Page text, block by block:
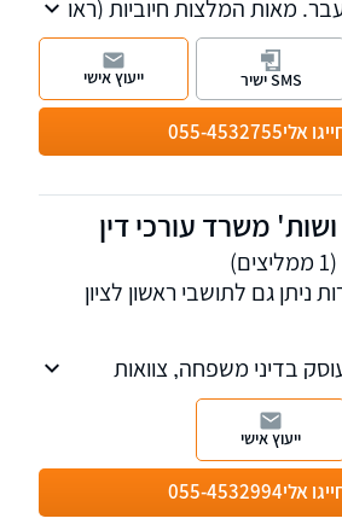
מאות המלצות חיוביות (ראו
למטה). בעל ניסיון של כ-30 שנה בייצוג בתיקי פשע
עוסק בסגירת תיקים פתוחים
ורישום משטרתי.
אלי055-4532755
SMS ישיר ייעוץ אישי
משרד עורכי דין
(1 ממליצים)
ניתן גם לתושבי ראשון לציון
בדיני משפחה, צוואות
אזרחית, דיני עבודה, עתירות
משפטי בערוצי תקשורת
בעלי פרופיל ציבורי גבוה,
משפטית, חשיבה
אלי055-4532994
ייעוץ אישי